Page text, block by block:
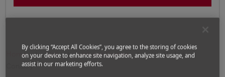
Home Voli Voli per Guinea
Voli Madrid -
Conakry
By clicking “Accept All Cookies”, you agree to the storing of cookies
on your device to enhance site navigation, analyze site usage, and
assist in our marketing efforts.